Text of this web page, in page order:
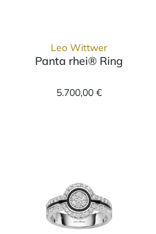
Leo Wittwer
Panta rhei® Ring
5.700,00 €